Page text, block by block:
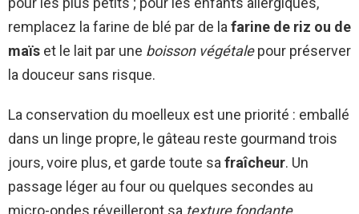
remplacez la farine de blé par de la farine de riz ou de
maïs et le lait par une boisson végétalepour préserver
la douceur sans risque.
La conservation du moelleux est une priorité : emballé
dans un linge propre, le gâteau reste gourmand trois
jours, voire plus, et garde toute sa fraîcheur. Un
passage léger au four ou quelques secondes au
micro-ondes réveilleront sa texture fondante.